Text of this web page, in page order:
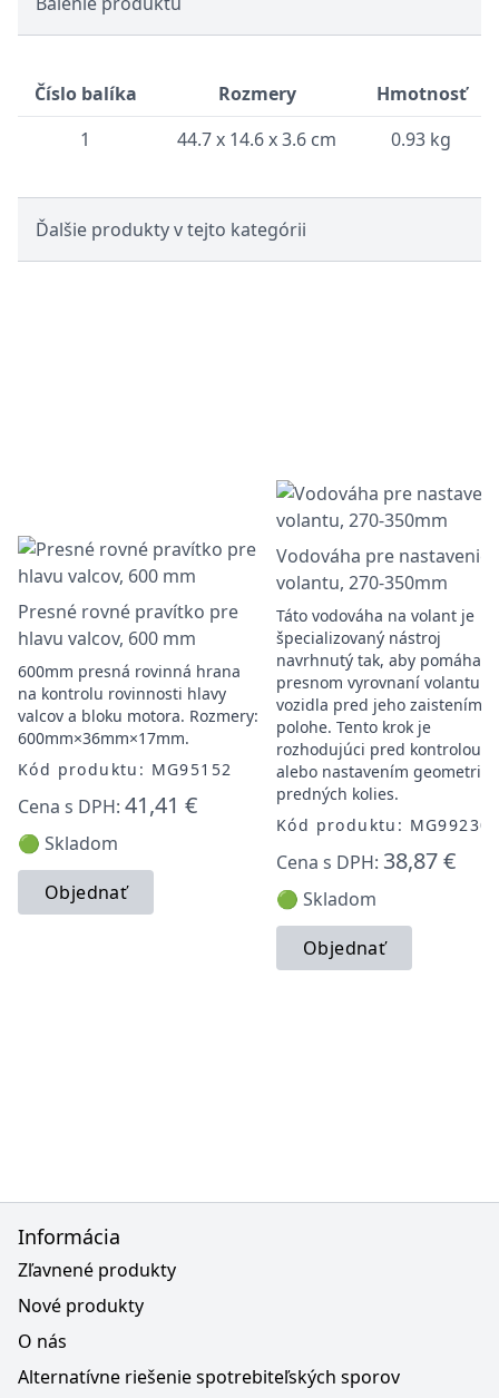
Číslo balíka Rozmery
Hmotnosť
1
44.7 x 14.6 x 3.6 cm 0.93 kg
Ďalšie produkty v tejto kategórii
Presné rovné pravítko pre
hlavu valcov, 600 mm
600mm presná rovinná hrana
na kontrolu rovinnosti hlavy
valcov a bloku motora. Rozmery:
600mm×36mm×17mm.
Kód produktu: MG95152
Cena s DPH: 41,41 €
🟢 Skladom
Objednať
Vodováha pre nastavenie
volantu, 270-350mm
Táto vodováha na volant je
špecializovaný nástroj
navrhnutý tak, aby pomáhal
presnom vyrovnaní volantu
vozidla pred jeho zaistením v
polohe. Tento krok je
rozhodujúci pred kontrolou
alebo nastavením geometrie
predných kolies.
Kód produktu: MG99230
Cena s DPH: 38,87 €
🟢 Skladom
Objednať
Informácia
Zľavnené produkty
Nové produkty
O nás
Alternatívne riešenie spotrebiteľských sporov